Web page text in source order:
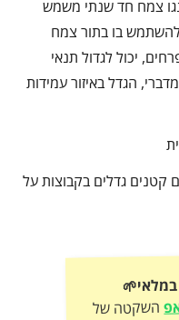
צמח חד שנתי משמש
בו בתור צמח
יכול לגדול תנאי
הגדל באיזור עמידות
קטנים גדלים בקבוצות על
השקטה של
אורגניקו וקבלו עדכונים לפני כולם – על